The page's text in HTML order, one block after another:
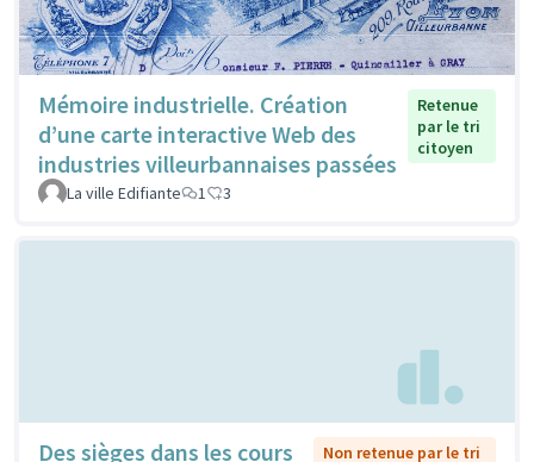
Mémoire industrielle. Création
d’une carte interactive Web des
industries villeurbannaises passées
Retenue
par le tri
citoyen
La ville Edifiante 1 3
Des sièges dans les cours
Non retenue par le tri